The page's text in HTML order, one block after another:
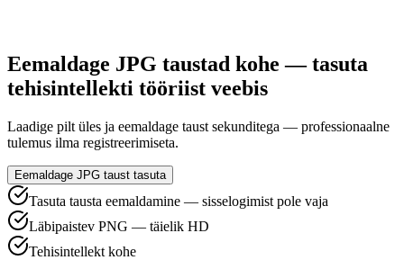
Eemaldage JPG taustad kohe — tasuta
tehisintellekti tööriist veebis
Laadige pilt üles ja eemaldage taust sekunditega — professionaalne
tulemus ilma registreerimiseta.
Eemaldage JPG taust tasuta
Tasuta tausta eemaldamine — sisselogimist pole vaja
Läbipaistev PNG — täielik HD
Tehisintellekt kohe